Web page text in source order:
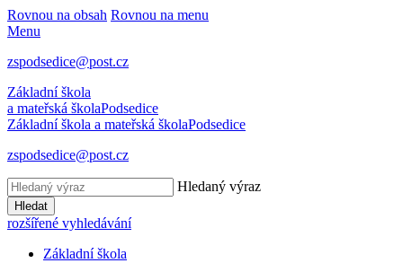
Rovnou na obsah Rovnou na menu
Menu
zspodsedice@post.cz
Základní škola
a mateřská školaPodsedice
Základní škola a mateřská školaPodsedice
zspodsedice@post.cz
Hledaný výraz
Hledat
rozšířené vyhledávání
Základní škola